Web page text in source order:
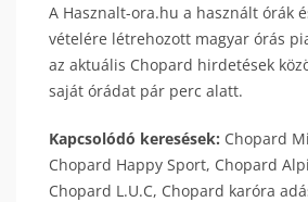
A Hasznalt-ora.hu a használt órák
vételére létrehozott magyar órás
az aktuális Chopard hirdetések
saját órádat pár perc alatt.
Kapcsolódó keresések: Chopard
Chopard Happy Sport, Chopard
Chopard L.U.C, Chopard karóra